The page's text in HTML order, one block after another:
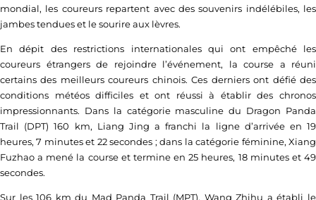
mondial, les coureurs repartent avec des souvenirs indélébiles, les
jambes tendues et le sourire aux lèvres.
En dépit des restrictions internationales qui ont empêché les
coureurs étrangers de rejoindre l’événement, la course a réuni
certains des meilleurs coureurs chinois. Ces derniers ont défié des
conditions météos difficiles et ont réussi à établir des chronos
impressionnants. Dans la catégorie masculine du Dragon Panda
Trail (DPT) 160 km, Liang Jing a franchi la ligne d’arrivée en 19
heures, 7 minutes et 22 secondes ; dans la catégorie féminine, Xiang
Fuzhao a mené la course et termine en 25 heures, 18 minutes et 49
secondes.
Sur les 106 km du Mad Panda Trail (MPT), Wang Zhihu a établi le